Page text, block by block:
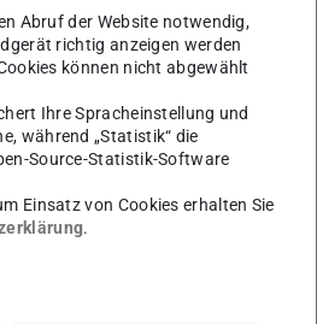
Abruf der Website notwendig,
richtig anzeigen werden
können nicht abgewählt
Ihre Spracheinstellung und
während „Statistik“ die
Source-Statistik-Software
Einsatz von Cookies erhalten Sie
.